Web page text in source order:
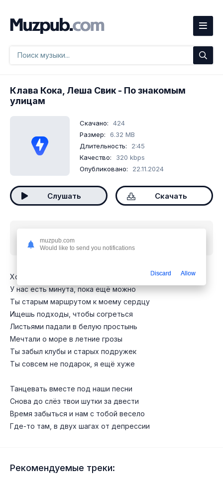
Клава Кока, Леша Свик - По знакомым
улицам
Скачано:
424
Размер:
6.32 MB
Длительность:
2:45
Качество:
320 kbps
Опубликовано:
22.11.2024
Слушать Скачать
знакомым улицам
Холодная куртка с запахом кожи
У нас есть минута, пока ещё можно
Ты старым маршрутом к моему сердцу
Ищешь подходы, чтобы согреться
Листьями падали в белую простынь
Мечтали о море в летние грозы
Ты забыл клубы и старых подружек
Ты совсем не подарок, я ещё хуже
Танцевать вместе под наши песни
Снова до слёз твои шутки за двести
Время забыться и нам с тобой весело
Где-то там, в двух шагах от депрессии
Рекомендуемые треки:
muzpub.com
Would like to send you notifications
Discard Allow